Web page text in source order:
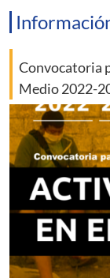
Convocatoria
Medio 2022-